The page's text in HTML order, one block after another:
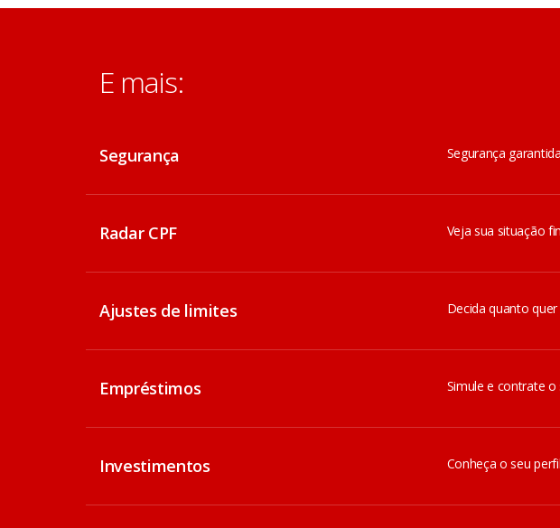
E mais:
Segurança Segurança
Radar CPF Veja sua situação
Ajustes de limites Decida quanto
Empréstimos Simule e contrate
Investimentos Conheça o seu